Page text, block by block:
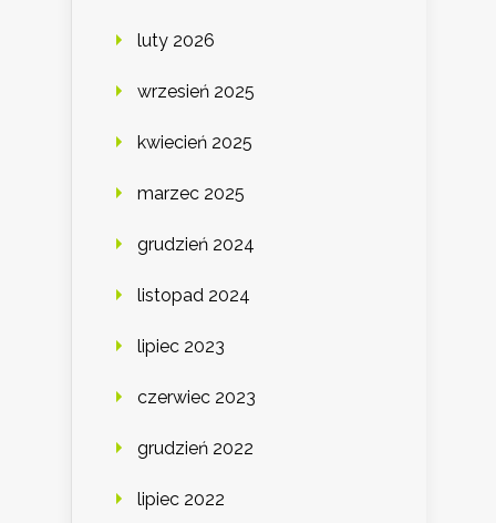
luty 2026
wrzesień 2025
kwiecień 2025
marzec 2025
grudzień 2024
listopad 2024
lipiec 2023
czerwiec 2023
grudzień 2022
lipiec 2022